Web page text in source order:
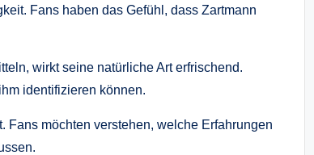
Fans haben das Gefühl, dass Zartmann
wirkt seine natürliche Art erfrischend.
identifizieren können.
Fans möchten verstehen, welche Erfahrungen